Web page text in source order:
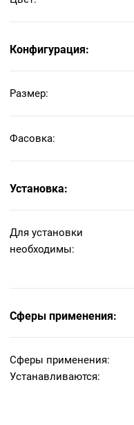
Конфигурация:
Размер:
Фасовка:
Установка:
Для установки
необходимы:
Сферы применения:
Сферы применения:
Устанавливаются: